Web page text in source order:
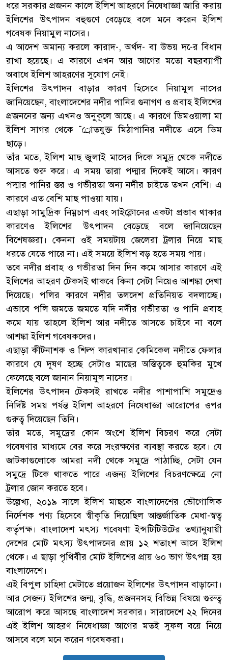
ধরে সরকার প্রজনন কালে ইলিশ আহরণে নিষেধাজ্ঞা জারি করায়
ইলিশের উৎপাদন বহুগুণে বেড়েছে বলে মনে করেন ইলিশ
গবেষক নিয়ামুল নাসের।
এ আদেশ অমান্য করলে কারাদ-, অর্থদ- বা উভয় দ-ের বিধান
রাখা হয়েছে। এ কারণে এখন আর আগের মতো বছরব্যাপী
অবাধে ইলিশ আহরণের সুযোগ নেই।
ইলিশের উৎপাদন বাড়ার কারণ হিসেবে নিয়ামুল নাসের
জানিয়েছেন, বাংলাদেশের নদীর পানির গুনাগণ ও প্রবাহ ইলিশের
প্রজননের জন্য এখনও অনুকূলে আছে। এ কারণে ডিমওয়ালা মা
ইলিশ সাগর থেকে ¯্রােতযুক্ত মিঠাপানির নদীতে এসে ডিম
ছাড়ে।
তাঁর মতে, ইলিশ মাছ জুলাই মাসের দিকে সমুদ্র থেকে নদীতে
আসতে শুরু করে। এ সময় তারা পদ্মার দিকেই আসে। কারণ
পদ্মার পানির স্তর ও গভীরতা অন্য নদীর চাইতে তখন বেশি। এ
কারণে এত বেশি মাছ পাওয়া যায়।
এছাড়া সামুদ্রিক নিম্নচাপ এবং সাইক্লোনের একটা প্রভাব থাকার
কারণেও ইলিশের উৎপাদন বেড়েছে বলে জানিয়েছেন
বিশেষজ্ঞরা। কেননা ওই সময়টায় জেলেরা ট্রলার নিয়ে মাছ
ধরতে যেতে পারে না। এই সময়ে ইলিশ বড় হতে সময় পায়।
তবে নদীর প্রবাহ ও গভীরতা দিন দিন কমে আসার কারণে এই
ইলিশের আহরণ টেকসই থাকবে কিনা সেটা নিয়েও আশঙ্কা দেখা
দিয়েছে। পলির কারণে নদীর তলদেশ প্রতিনিয়ত বদলাচ্ছে।
এভাবে পলি জমতে জমতে যদি নদীর গভীরতা ও পানি প্রবাহ
কমে যায় তাহলে ইলিশ আর নদীতে আসতে চাইবে না বলে
আশঙ্কা ইলিশ গবেষকদের।
এছাড়া কীটনাশক ও শিল্প কারখানার কেমিকেল নদীতে ফেলার
কারণে যে দূষণ হচ্ছে সেটাও মাছের অস্তিত্বকে হুমকির মুখে
ফেলেছে বলে জানান নিয়ামুল নাসের।
ইলিশের উৎপাদন টেকসই রাখতে নদীর পাশাপাশি সমুদ্রেও
নির্দিষ্ট সময় পর্যন্ত ইলিশ আহরণে নিষেধাজ্ঞা আরোপের ওপর
গুরুত্ব দিয়েছেন তিনি।
তাঁর মতে, সমুদ্রের কোন অংশে ইলিশ বিচরণ করে সেটা
গবেষণার মাধ্যমে বের করে সংরক্ষণের ব্যবস্থা করতে হবে। যে
জাটকাগুলোকে আমরা নদী থেকে সমুদ্রে পাঠাচ্ছি, সেটা যেন
সমুদ্রে টিকে থাকতে পারে এজন্য ইলিশের বিচরণক্ষেত্রে নো
ট্রলার জোন করতে হবে।
উল্লেখ্য, ২০১৯ সালে ইলিশ মাছকে বাংলাদেশের ভৌগোলিক
নির্দেশক পণ্য হিসেবে স্বীকৃতি দিয়েছিল আন্তর্জাতিক মেধা-স্বত্ব
কর্তৃপক্ষ। বাংলাদেশ মৎস্য গবেষণা ইন্সটিটিউটের তথ্যানুযায়ী
দেশের মোট মৎস্য উৎপাদনের প্রায় ১২ শতাংশ আসে ইলিশ
থেকে। এ ছাড়া পৃথিবীর মোট ইলিশের প্রায় ৬০ ভাগ উৎপন্ন হয়
বাংলাদেশে।
এই বিপুল চাহিদা মেটাতে প্রয়োজন ইলিশের উৎপাদন বাড়ানো।
আর সেজন্য ইলিশের জন্ম, বৃদ্ধি, প্রজননসহ বিভিন্ন বিষয়ে গুরুত্ব
আরোপ করে আসছে বাংলাদেশ সরকার। সারাদেশে ২২ দিনের
এই ইলিশ আহরণ নিষেধাজ্ঞা আগের মতই সুফল বয়ে নিয়ে
আসবে বলে মনে করেন গবেষকরা।